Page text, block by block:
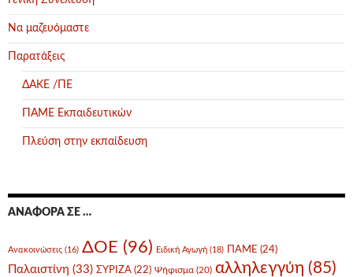
Να μαζευόμαστε
Παρατάξεις
ΔΑΚΕ /ΠΕ
ΠΑΜΕ Εκπαιδευτικών
Πλεύση στην εκπαίδευση
ΑΝΑΦΟΡΆ ΣΕ …
Ανακοινώσεις (16) ΔΟΕ (96) Ειδική Αγωγή (18) ΠΑΜΕ (24)
Παλαιστίνη (33) ΣΥΡΙΖΑ (22) Ψήφισμα (20) αλληλεγγύη (85)